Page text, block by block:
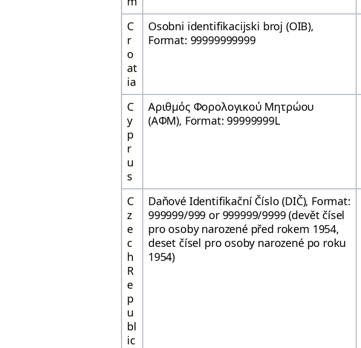
C
r
o
at
ia
Osobni identifikacijski broj (OIB),
Format: 99999999999
C
y
p
r
u
s
Αριθμός Φορολογικού Μητρώου
(ΑΦΜ), Format: 99999999L
C
z
e
c
h
R
e
p
u
bl
ic
Daňové Identifikační Číslo (DIČ), Format:
999999/999 or 999999/9999 (devět čísel
pro osoby narozené před rokem 1954,
deset čísel pro osoby narozené po roku
1954)